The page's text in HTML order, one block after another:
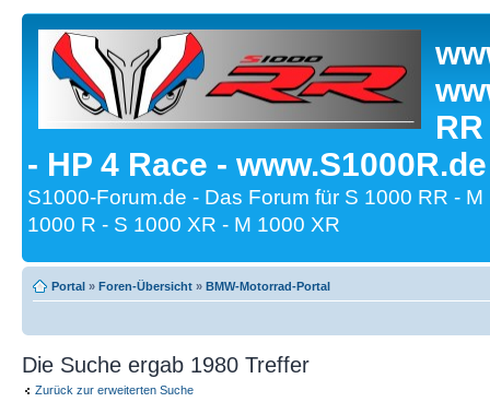
- HP 4 Race -
S1000-Forum.de - Das Forum für S 1000 RR -
1000 R - S 1000 XR - M 1000 XR
Portal » Foren-Übersicht » BMW-Motorrad-Portal
Die Suche ergab 1980 Treffer
Zurück zur erweiterten Suche